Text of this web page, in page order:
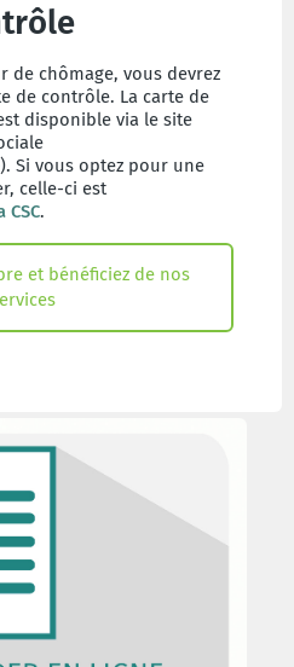
chômage, vous devrez
de contrôle. La carte de
disponible via le site
). Si vous optez pour une
celle-ci est
.
et bénéficiez de nos